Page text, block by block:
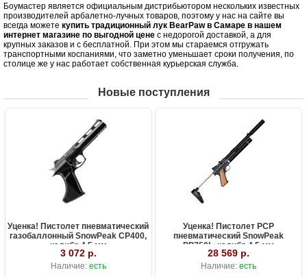
Боумастер является официальным дистрибьютором нескольких известных
производителей арбалетно-лучных товаров, поэтому у нас на сайте вы
всегда можете купить традиционный лук BearPaw в Самаре в нашем
интернет магазине по выгодной цене с недорогой доставкой, а для
крупных заказов и с бесплатной. При этом мы стараемся отгружать
транспортными коспаниями, что заметно уменьшает сроки получения, по
столице же у нас работает собственная курьерская служба.
Новые поступления
Уценка! Пистолет пневматический
газобаллонный SnowPeak CP400,
калибр 4.5 мм
3 072 р.
Наличие: есть
Уценка! Пистолет PCP
пневматический SnowPeak
PP750L, калибр 4.5 мм
28 569 р.
Наличие: есть